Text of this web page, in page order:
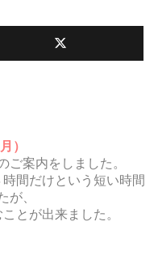
）
ご案内をしました。
間だけという短い時間
が、
とが出来ました。